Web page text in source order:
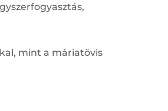
mint a máriatövis